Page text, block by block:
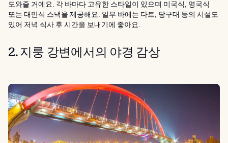
도와줄 거예요. 각 바마다 고유한 스타일이 있으며 미국식, 영국식
또는 대만식 스낵을 제공해요. 일부 바에는 다트, 당구대 등의 시설도
있어 저녁 식사 후 시간을 보내기에 좋아요.
2. 지룽 강변에서의 야경 감상